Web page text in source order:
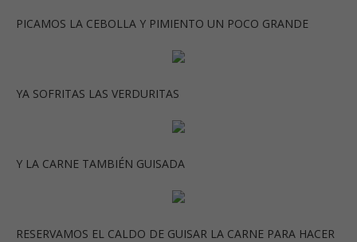
PICAMOS LA CEBOLLA Y PIMIENTO UN POCO GRANDE
YA SOFRITAS LAS VERDURITAS
Y LA CARNE TAMBIÉN GUISADA
RESERVAMOS EL CALDO DE GUISAR LA CARNE PARA HACER